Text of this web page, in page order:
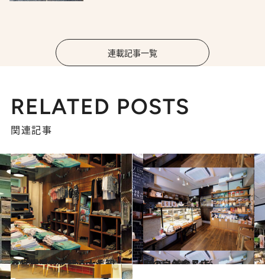
連載記事一覧
RELATED POSTS
関連記事
2011.11.1
ベビー連れ 知る人ぞ知る穴場 grow shop
ライフスタイル 2011.10.30
町の自然食品店 Kanbutsu Café
ライフスタイル